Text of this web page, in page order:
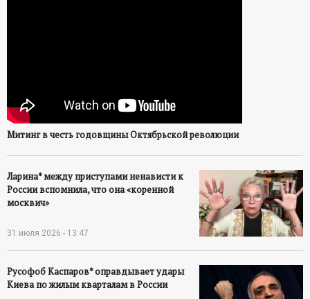
о
н
н
й
п
Митинг в честь годовщины Октябрьской революции
Ларина* между приступами ненависти к
России вспомнила, что она «коренной
москвич»
31 июля 2026 - 13:47
Русофоб Каспаров* оправдывает удары
Киева по жилым кварталам в России